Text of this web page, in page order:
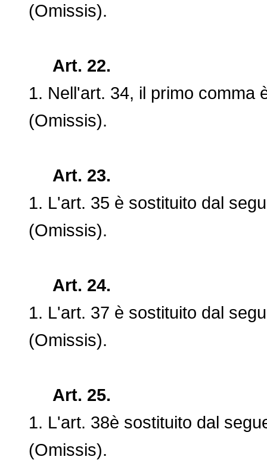
(Omissis).
Art. 22.
1. Nell'art. 34, il primo comma
(Omissis).
Art. 23.
1. L'art. 35 è sostituito dal
(Omissis).
Art. 24.
1. L'art. 37 è sostituito dal
(Omissis).
Art. 25.
1. L'art. 38è sostituito dal
(Omissis).